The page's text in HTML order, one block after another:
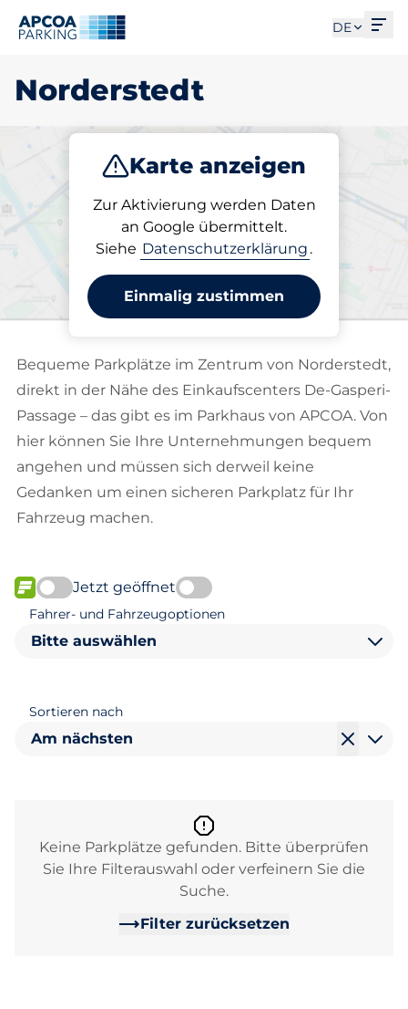
DE
Norderstedt
Karte anzeigen
Zur Aktivierung werden Daten
an Google übermittelt.
Siehe Datenschutzerklärung .
Einmalig zustimmen
Parken Laden
Wählen Sie Ihren Stellplatz
in Norderstedt
Bequeme Parkplätze im Zentrum von Norderstedt,
direkt in der Nähe des Einkaufscenters De-Gasperi-
Passage – das gibt es im Parkhaus von APCOA. Von
hier können Sie Ihre Unternehmungen bequem
angehen und müssen sich derweil keine
Gedanken um einen sicheren Parkplatz für Ihr
Fahrzeug machen.
FLOW verfügbar
Jetzt geöffnet
Fahrer- und Fahrzeugoptionen
Bitte auswählen
Sortieren nach
Am nächsten
Keine Parkplätze gefunden. Bitte überprüfen
Sie Ihre Filterauswahl oder verfeinern Sie die
Suche.
Filter zurücksetzen